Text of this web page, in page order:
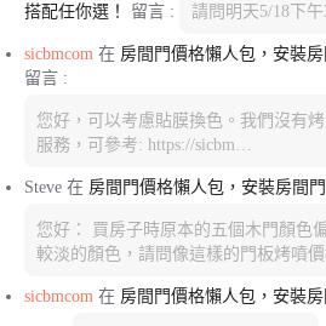
搭配任你選！ 留言 : 請問明天5/18下
sicbmcom 在 房間門價格懶人包，安裝
留言 :
您好，可以考慮貼膜換色。我們沒有
服務，可參考: https://sicbm…
Steve 在 房間門價格懶人包，安裝房間
您好： 買房子時原本的五個木門顏色
較淡的顏色，請問像這樣的門板烤噴
sicbmcom 在 房間門價格懶人包，安裝